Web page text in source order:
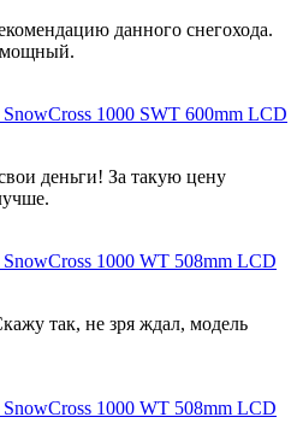
данного снегохода.
мощный.
1000 SWT 600mm LCD
деньги! За такую цену
1000 WT 508mm LCD
так, не зря ждал, модель
1000 WT 508mm LCD